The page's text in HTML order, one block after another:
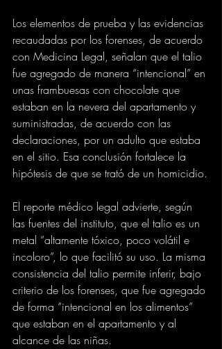
Los elementos de prueba y las evidencias
recaudadas por los forenses, de acuerdo
con Medicina Legal, señalan que el talio
fue agregado de manera “intencional” en
unas frambuesas con chocolate que
estaban en la nevera del apartamento y
suministradas, de acuerdo con las
declaraciones, por un adulto que estaba
en el sitio. Esa conclusión fortalece la
hipótesis de que se trató de un homicidio.
El reporte médico legal advierte, según
las fuentes del instituto, que el talio es un
metal “altamente tóxico, poco volátil e
incoloro”, lo que facilitó su uso. La misma
consistencia del talio permite inferir, bajo
criterio de los forenses, que fue agregado
de forma “intencional en los alimentos”
que estaban en el apartamento y al
alcance de las niñas.